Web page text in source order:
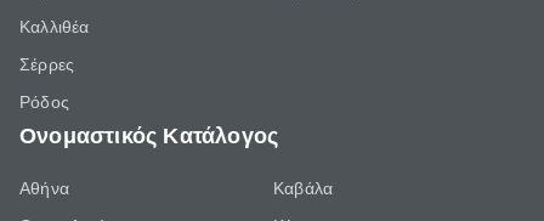
Καλλιθέα
Σέρρες
Ρόδος
Ονομαστικός Κατάλογος
Αθήνα
Καβάλα